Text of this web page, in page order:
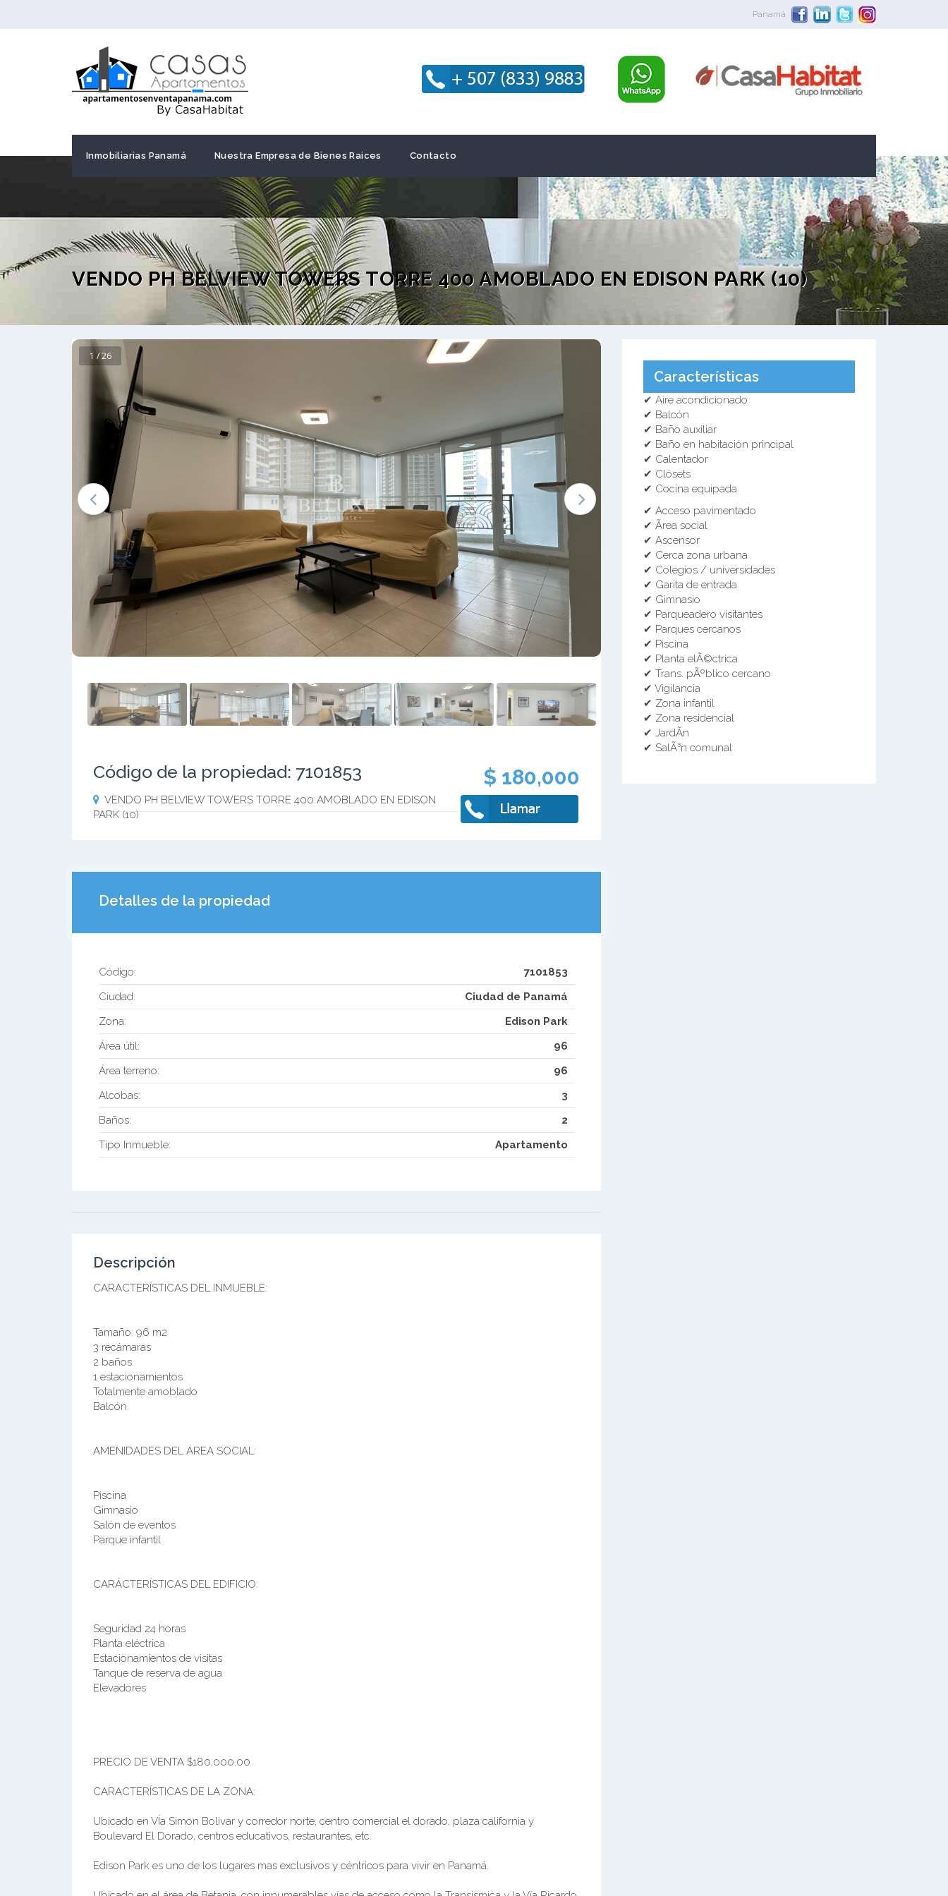
Panamá
Inmobiliarias Panamá Nuestra Empresa de Bienes Raices Contacto
VENDO PH BELVIEW TOWERS TORRE 400 AMOBLADO EN EDISON PARK (10)
1 / 26
Código de la propiedad: 7101853 $ 180,000
VENDO PH BELVIEW TOWERS TORRE 400 AMOBLADO EN EDISON
PARK (10)
Detalles de la propiedad
Código:
7101853
Ciudad:
Ciudad de Panamá
Zona:
Edison Park
Área útil:
96
Área terreno:
96
Alcobas:
3
Baños:
2
Tipo Inmueble:
Apartamento
Descripción
CARACTERÍSTICAS DEL INMUEBLE:
Tamaño: 96 m2
3 recámaras
2 baños
1 estacionamientos
Totalmente amoblado
Balcón
AMENIDADES DEL ÁREA SOCIAL:
Piscina
Gimnasio
Salón de eventos
Parque infantil
CARÁCTERÍSTICAS DEL EDIFICIO:
Seguridad 24 horas
Planta eléctrica
Estacionamientos de visitas
Tanque de reserva de agua
Elevadores
PRECIO DE VENTA $180,000.00
CARACTERÍSTICAS DE LA ZONA:
Ubicado en VÍa Simon Bolivar y corredor norte, centro comercial el dorado, plaza california y
Boulevard El Dorado, centros educativos, restaurantes, etc.
Edison Park es uno de los lugares mas exclusivos y céntricos para vivir en Panamá.
Características
✔ Aire acondicionado
✔ Balcón
✔ Baño auxiliar
✔ Baño en habitación principal
✔ Calentador
✔ Clósets
✔ Cocina equipada
✔ Acceso pavimentado
✔ Ãrea social
✔ Ascensor
✔ Cerca zona urbana
✔ Colegios / universidades
✔ Garita de entrada
✔ Gimnasio
✔ Parqueadero visitantes
✔ Parques cercanos
✔ Piscina
✔ Planta elÃ©ctrica
✔ Trans. pÃºblico cercano
✔ Vigilancia
✔ Zona infantil
✔ Zona residencial
✔ JardÃ­n
✔ SalÃ³n comunal